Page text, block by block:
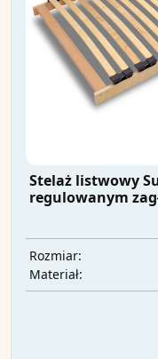
Stelaż listwowy
regulowanym
Rozmiar:
Materiał: